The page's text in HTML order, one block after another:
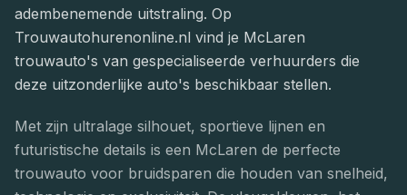
adembenemende uitstraling. Op
Trouwautohurenonline.nl vind je McLaren
trouwauto's van gespecialiseerde verhuurders die
deze uitzonderlijke auto's beschikbaar stellen.
Met zijn ultralage silhouet, sportieve lijnen en
futuristische details is een McLaren de perfecte
trouwauto voor bruidsparen die houden van snelheid,